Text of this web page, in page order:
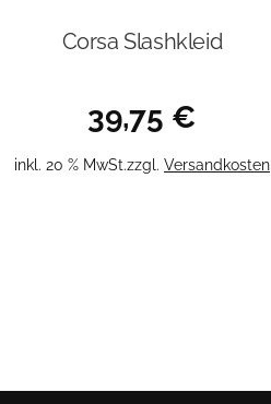
Corsa Slashkleid
39,75 €
inkl. 20 % MwSt.zzgl. Versandkosten